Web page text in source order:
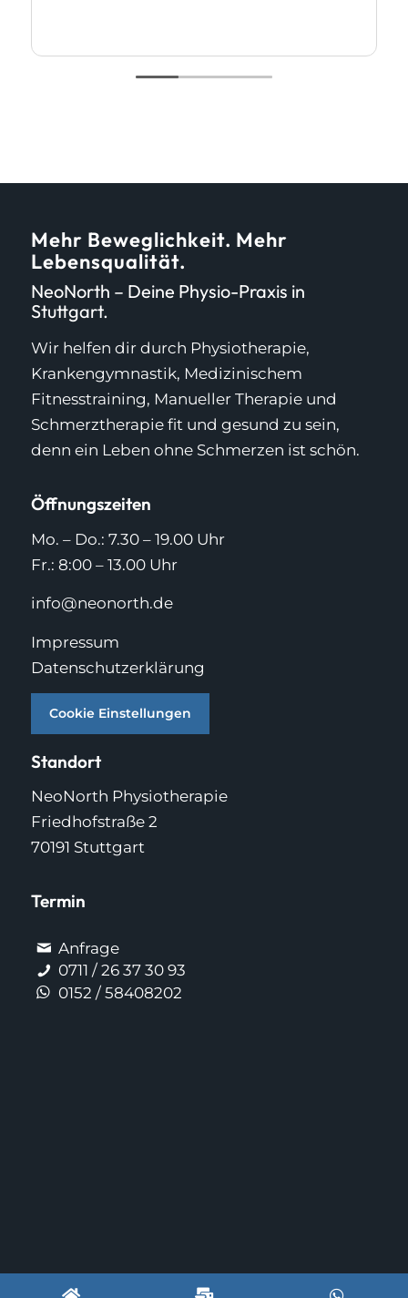
Mehr Beweglichkeit. Mehr
Lebensqualität.
NeoNorth – Deine Physio-Praxis in
Stuttgart.
Wir helfen dir durch Physiotherapie,
Krankengymnastik, Medizinischem
Fitnesstraining, Manueller Therapie und
Schmerztherapie fit und gesund zu sein,
denn ein Leben ohne Schmerzen ist schön.
Öffnungszeiten
Mo. – Do.: 7.30 – 19.00 Uhr
Fr.: 8:00 – 13.00 Uhr
info@neonorth.de
Impressum
Datenschutzerklärung
Cookie Einstellungen
Standort
NeoNorth Physiotherapie
Friedhofstraße 2
70191 Stuttgart
Termin
Anfrage
0711 / 26 37 30 93
0152 / 58408202